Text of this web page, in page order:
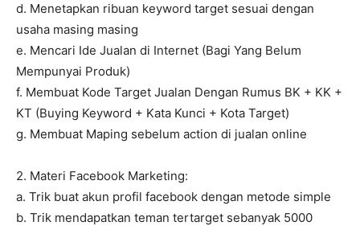
d. Menetapkan ribuan keyword target sesuai dengan
usaha masing masing
e. Mencari Ide Jualan di Internet (Bagi Yang Belum
Mempunyai Produk)
f. Membuat Kode Target Jualan Dengan Rumus BK + KK +
KT (Buying Keyword + Kata Kunci + Kota Target)
g. Membuat Maping sebelum action di jualan online
2. Materi Facebook Marketing:
a. Trik buat akun profil facebook dengan metode simple
b. Trik mendapatkan teman tertarget sebanyak 5000